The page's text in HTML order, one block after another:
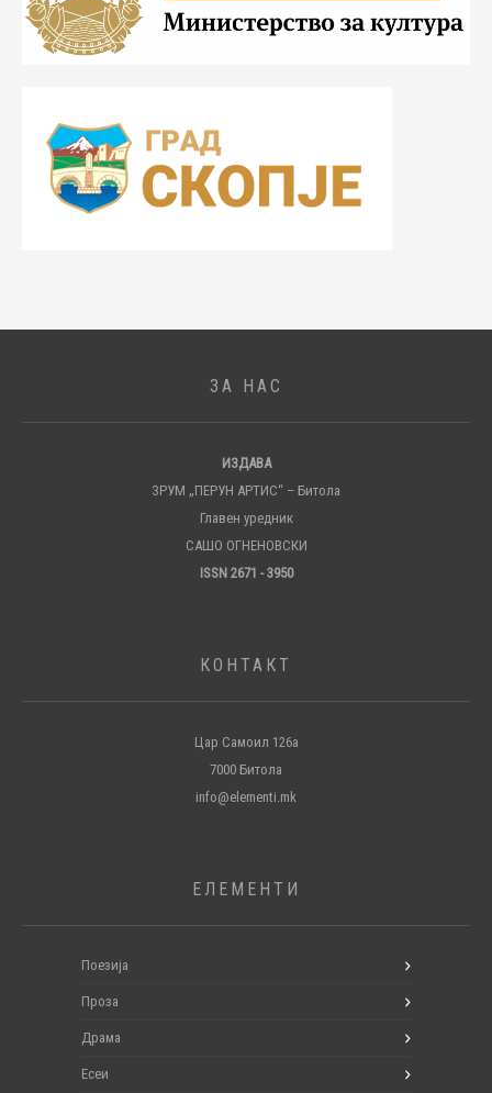
ЗА НАС
ИЗДАВА
ЗРУМ „ПЕРУН АРТИС“ – Битола
Главен уредник
САШО ОГНЕНОВСКИ
ISSN 2671 - 3950
КОНТАКТ
Цар Самоил 126а
7000 Битола
info@elementi.mk
ЕЛЕМЕНТИ
Поезија
Проза
Драма
Есеи